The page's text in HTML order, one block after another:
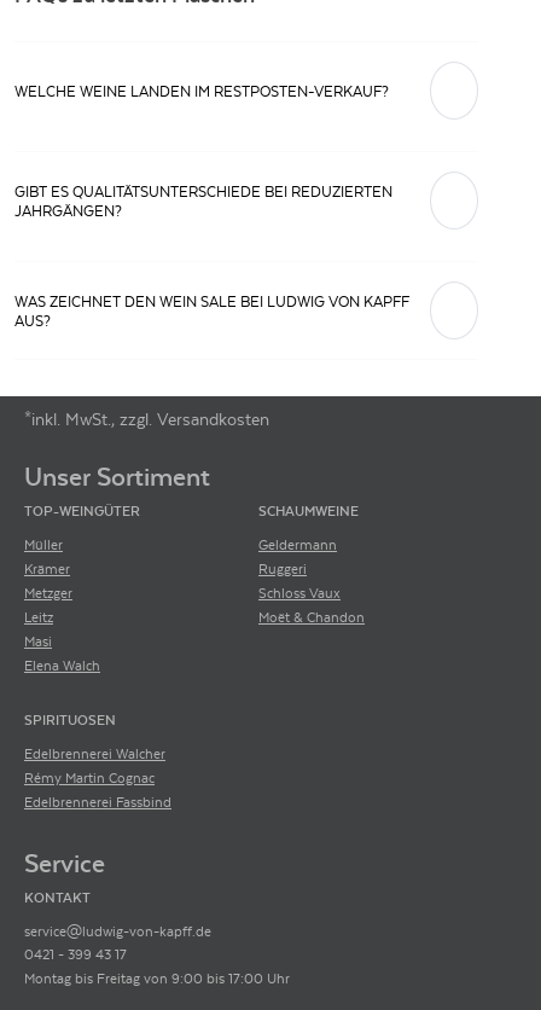
WELCHE WEINE LANDEN IM RESTPOSTEN-VERKAUF?
regulären Sortiment.
GIBT ES QUALITÄTSUNTERSCHIEDE BEI REDUZIERTEN
JAHRGÄNGEN?
WAS ZEICHNET DEN WEIN SALE BEI LUDWIG VON KAPFF
AUS?
Winzern und zusätzliche Vorteile wie günstige Versandkosten und eine
umfangreiche Beratung.
*inkl. MwSt., zzgl. Versandkosten
Unser Sortiment
TOP-WEINGÜTER
Müller
Krämer
Metzger
Leitz
Masi
Elena Walch
SCHAUMWEINE
Geldermann
Ruggeri
Schloss Vaux
Moët & Chandon
SPIRITUOSEN
Edelbrennerei Walcher
Rémy Martin Cognac
Edelbrennerei Fassbind
Service
KONTAKT
service@ludwig-von-kapff.de
0421 - 399 43 17
Montag bis Freitag von 9:00 bis 17:00 Uhr